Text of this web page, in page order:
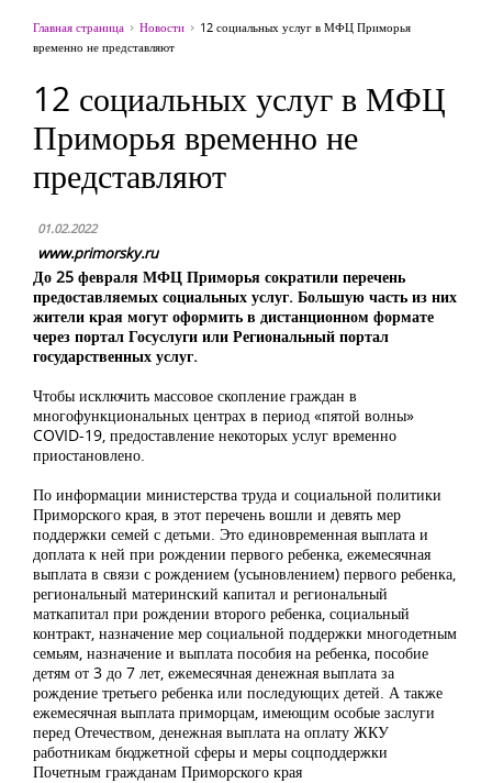
Главная страница Новости
12 социальных услуг в МФЦ Приморья
временно не представляют
12 социальных услуг в МФЦ
Приморья временно не
представляют
01.02.2022
www.primorsky.ru
До 25 февраля МФЦ Приморья сократили перечень
предоставляемых социальных услуг. Большую часть из них
жители края могут оформить в дистанционном формате
через портал Госуслуги или Региональный портал
государственных услуг.
Чтобы исключить массовое скопление граждан в
многофункциональных центрах в период «пятой волны»
COVID-19, предоставление некоторых услуг временно
приостановлено.
По информации министерства труда и социальной политики
Приморского края, в этот перечень вошли и девять мер
поддержки семей с детьми. Это единовременная выплата и
доплата к ней при рождении первого ребенка, ежемесячная
выплата в связи с рождением (усыновлением) первого ребенка,
региональный материнский капитал и региональный
маткапитал при рождении второго ребенка, социальный
контракт, назначение мер социальной поддержки многодетным
семьям, назначение и выплата пособия на ребенка, пособие
детям от 3 до 7 лет, ежемесячная денежная выплата за
рождение третьего ребенка или последующих детей. А также
ежемесячная выплата приморцам, имеющим особые заслуги
перед Отечеством, денежная выплата на оплату ЖКУ
работникам бюджетной сферы и меры соцподдержки
Почетным гражданам Приморского края